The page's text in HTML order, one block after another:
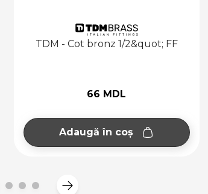
TDM - Cot bronz 1/2&quot; MF
80 MDL
Adaugă în coș